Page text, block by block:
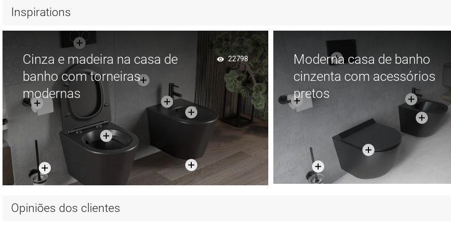
Comparar
Inspirations
Cinza e madeira na casa de
banho com torneiras
modernas
22798
Moderna casa de banho
cinzenta com acessórios
pretos
Opiniões dos clientes